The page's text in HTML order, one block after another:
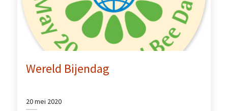
Wereld Bijendag
20 mei 2020